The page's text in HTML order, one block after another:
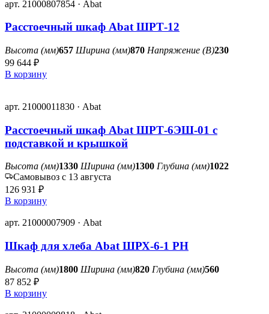
арт. 21000807854 · Abat
Расстоечный шкаф Abat ШРТ-12
Высота (мм)657 Ширина (мм)870 Напряжение (В)230
99 644 ₽
В корзину
арт. 21000011830 · Abat
Расстоечный шкаф Abat ШРТ-6ЭШ-01 с
подставкой и крышкой
Высота (мм)1330 Ширина (мм)1300 Глубина (мм)1022
Самовывоз с 13 августа
126 931 ₽
В корзину
арт. 21000007909 · Abat
Шкаф для хлеба Abat ШРХ-6-1 РН
Высота (мм)1800 Ширина (мм)820 Глубина (мм)560
87 852 ₽
В корзину